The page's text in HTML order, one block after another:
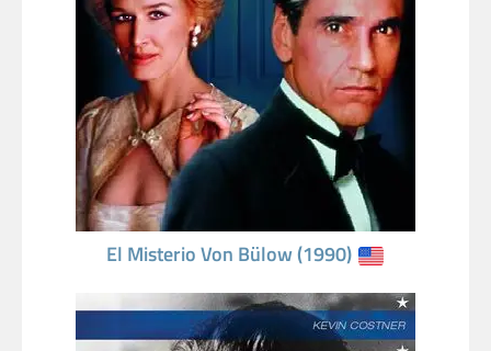
El Misterio Von Bülow (1990)